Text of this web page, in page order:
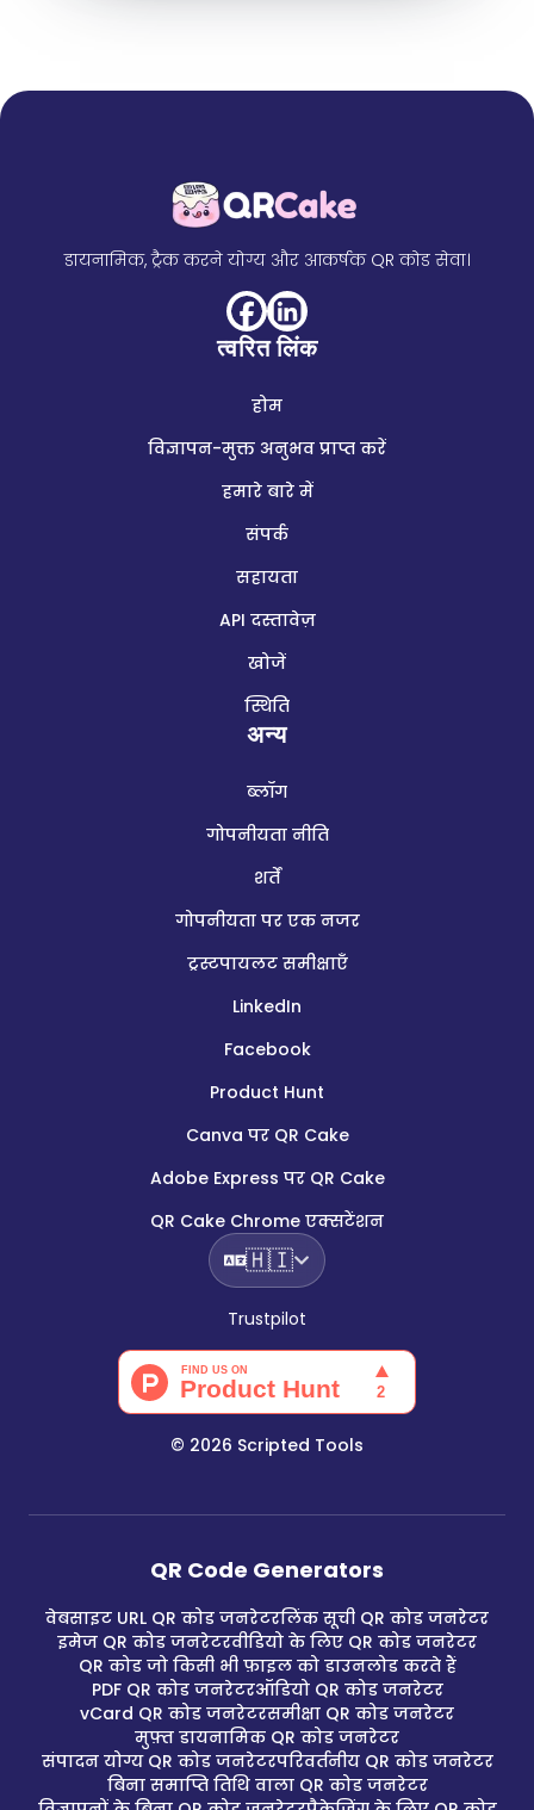
डायनामिक, ट्रैक करने योग्य और आकर्षक QR कोड सेवा।
त्वरित लिंक
होम
विज्ञापन-मुक्त अनुभव प्राप्त करें
हमारे बारे में
संपर्क
सहायता
API दस्तावेज़
खोजें
स्थिति
अन्य
ब्लॉग
गोपनीयता नीति
शर्तें
गोपनीयता पर एक नजर
ट्रस्टपायलट समीक्षाएँ
LinkedIn
Facebook
Product Hunt
Canva पर QR Cake
Adobe Express पर QR Cake
QR Cake Chrome एक्सटेंशन
🇭🇮
Trustpilot
© 2026 Scripted Tools
QR Code Generators
वेबसाइट URL QR कोड जनरेटरलिंक सूची QR कोड जनरेटर
इमेज QR कोड जनरेटरवीडियो के लिए QR कोड जनरेटर
QR कोड जो किसी भी फ़ाइल को डाउनलोड करते हैं
PDF QR कोड जनरेटरऑडियो QR कोड जनरेटर
vCard QR कोड जनरेटरसमीक्षा QR कोड जनरेटर
मुफ़्त डायनामिक QR कोड जनरेटर
संपादन योग्य QR कोड जनरेटरपरिवर्तनीय QR कोड जनरेटर
बिना समाप्ति तिथि वाला QR कोड जनरेटर